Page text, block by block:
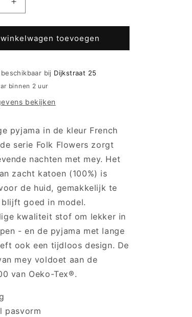
Aantal
verhogen
voor
Mey
pyjama
bloemetjes
-
Flowers
French
Fuchsia
toevoegen
bij Dijkstraat 25
binnen 2 uur
bekijken
pyjama in de kleur French
serie Folk Flowers zorgt
nachten met mey. Het
zacht katoen (100%) is
de huid, gemakkelijk te
blijft goed in model.
kwaliteit stof om lekker in
- en de pyjama met lange
ook een tijdloos design. De
mey voldoet aan de
van Oeko-Tex®.
pasvorm